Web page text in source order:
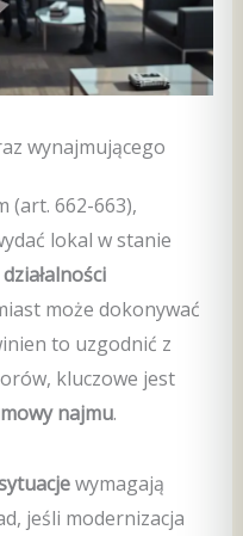
wynajmującego
(art. 662-663),
lokal w stanie
działalności
może dokonywać
to uzgodnić z
kluczowe jest
najmu.
wymagają
jeśli modernizacja